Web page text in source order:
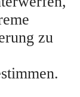
zu